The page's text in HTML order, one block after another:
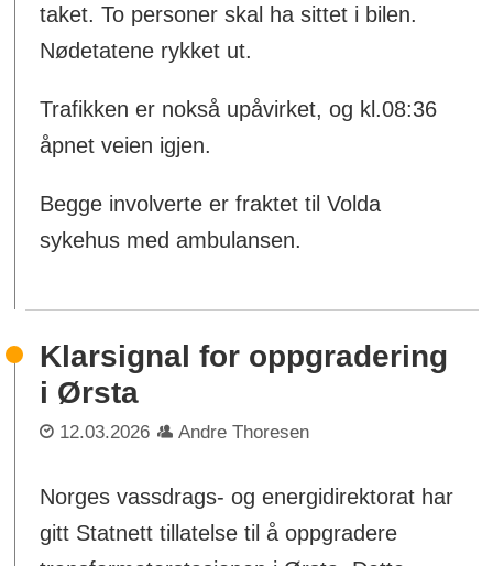
taket. To personer skal ha sittet i bilen.
Nødetatene rykket ut.
Trafikken er nokså upåvirket, og kl.08:36
åpnet veien igjen.
Begge involverte er fraktet til Volda
sykehus med ambulansen.
Klarsignal for oppgradering
i Ørsta
12.03.2026 Andre Thoresen
Norges vassdrags- og energidirektorat har
gitt Statnett tillatelse til å oppgradere